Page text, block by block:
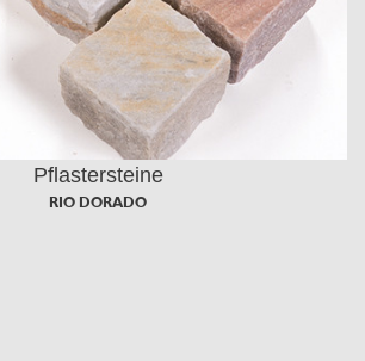
Pflastersteine
RIO DORADO